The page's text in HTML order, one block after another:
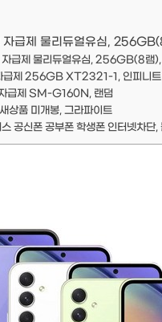
급제 물리듀얼유심,
급제 물리듀얼유심, 256GB(8램),
제 256GB XT2321-1, 인피니트
급제 SM-G160N, 랜덤
품 미개봉, 그라파이트
신폰 공부폰 학생폰 인터넷차단,